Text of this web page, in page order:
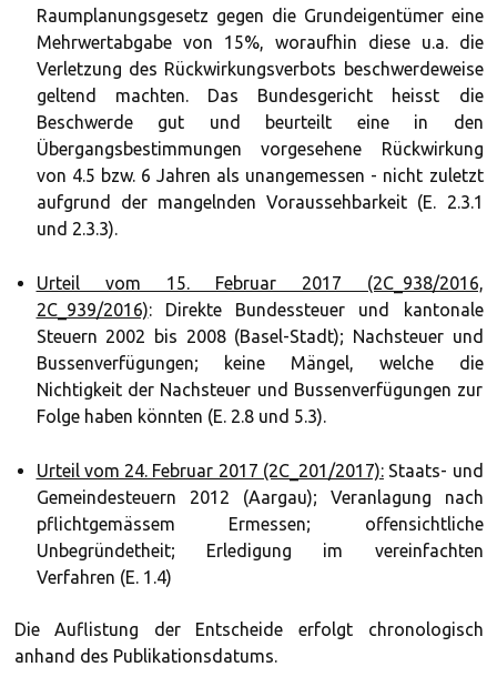
Raumplanungsgesetz gegen die Grundeigentümer eine
Mehrwertabgabe von 15%, woraufhin diese u.a. die
Verletzung des Rückwirkungsverbots beschwerdeweise
geltend machten. Das Bundesgericht heisst die
Beschwerde gut und beurteilt eine in den
Übergangsbestimmungen vorgesehene Rückwirkung
von 4.5 bzw. 6 Jahren als unangemessen - nicht zuletzt
aufgrund der mangelnden Voraussehbarkeit (E. 2.3.1
und 2.3.3).
Urteil vom 15. Februar 2017 (2C_938/2016,
2C_939/2016): Direkte Bundessteuer und kantonale
Steuern 2002 bis 2008 (Basel-Stadt); Nachsteuer und
Bussenverfügungen; keine Mängel, welche die
Nichtigkeit der Nachsteuer und Bussenverfügungen zur
Folge haben könnten (E. 2.8 und 5.3).
Urteil vom 24. Februar 2017 (2C_201/2017):Staats- und
Gemeindesteuern 2012 (Aargau); Veranlagung nach
pflichtgemässem Ermessen; offensichtliche
Unbegründetheit; Erledigung im vereinfachten
Verfahren (E. 1.4)
Die Auflistung der Entscheide erfolgt chronologisch
anhand des Publikationsdatums.